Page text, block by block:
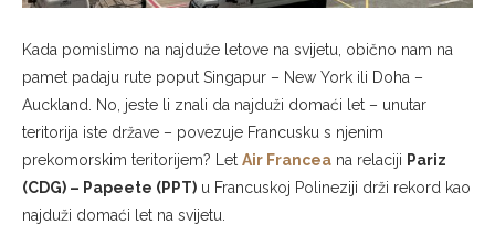
Kada pomislimo na najduže letove na svijetu, obično nam na
pamet padaju rute poput Singapur – New York ili Doha –
Auckland. No, jeste li znali da najduži domaći let – unutar
teritorija iste države – povezuje Francusku s njenim
prekomorskim teritorijem? Let Air Francea na relaciji Pariz
(CDG) – Papeete (PPT) u Francuskoj Polineziji drži rekord kao
najduži domaći let na svijetu.